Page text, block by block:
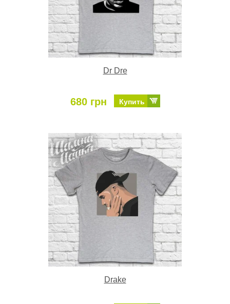
Dr Dre
680 грн Купить
Drake